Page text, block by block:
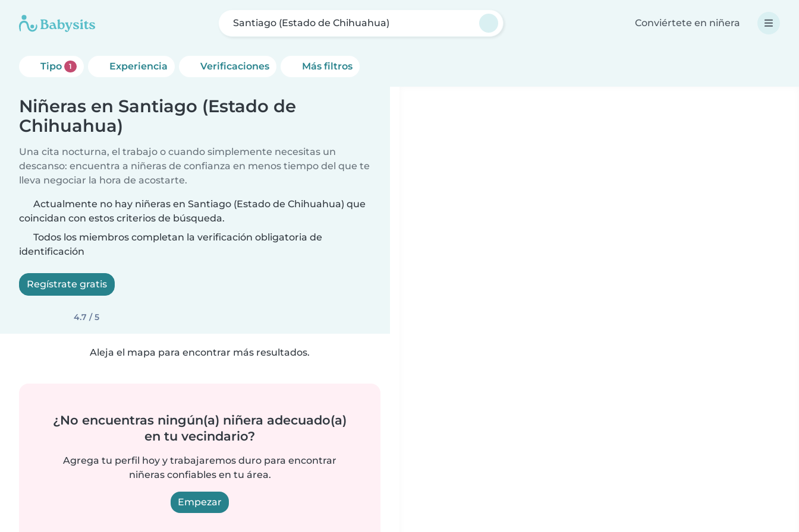
Santiago (Estado de Chihuahua) Conviértete en niñera
Tipo 1 Experiencia Verificaciones Más filtros
Niñeras en Santiago (Estado de
Chihuahua)
Una cita nocturna, el trabajo o cuando simplemente necesitas un
descanso: encuentra a niñeras de confianza en menos tiempo del que te
lleva negociar la hora de acostarte.
Actualmente no hay niñeras en Santiago (Estado de Chihuahua) que
coincidan con estos criterios de búsqueda.
Todos los miembros completan la verificación obligatoria de
identificación
Regístrate gratis
4.7 / 5
Aleja el mapa para encontrar más resultados.
¿No encuentras ningún(a) niñera adecuado(a)
en tu vecindario?
Agrega tu perfil hoy y trabajaremos duro para encontrar
niñeras confiables en tu área.
Empezar